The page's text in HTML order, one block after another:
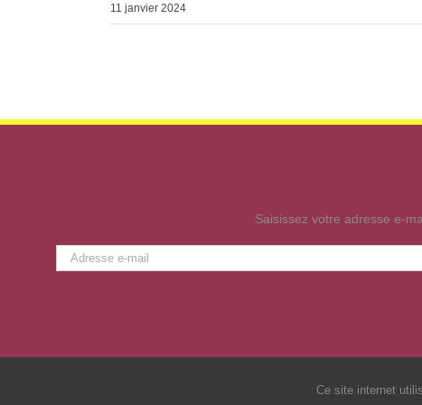
11 janvier 2024
Saisissez votre adresse e-
Adresse
Ce site internet